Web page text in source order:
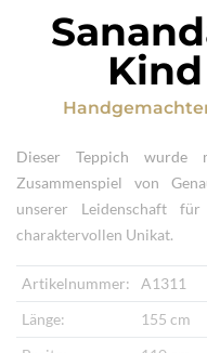
Kind
Dieser Teppich wurde
Zusammenspiel von
unserer Leidenschaft
charaktervollen Unikat.
Artikelnummer:
A1311
Länge:
155 cm